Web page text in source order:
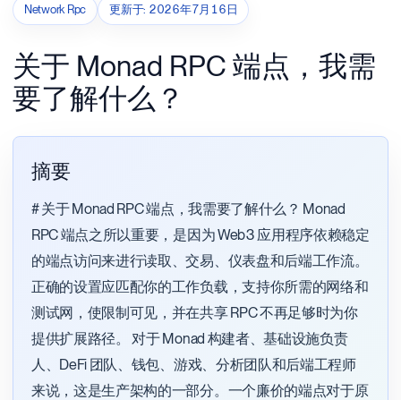
Network Rpc 更新于: 2026年7月16日
关于 Monad RPC 端点，我需
要了解什么？
摘要
# 关于 Monad RPC 端点，我需要了解什么？ Monad
RPC 端点之所以重要，是因为 Web3 应用程序依赖稳定
的端点访问来进行读取、交易、仪表盘和后端工作流。
正确的设置应匹配你的工作负载，支持你所需的网络和
测试网，使限制可见，并在共享 RPC 不再足够时为你
提供扩展路径。 对于 Monad 构建者、基础设施负责
人、DeFi 团队、钱包、游戏、分析团队和后端工程师
来说，这是生产架构的一部分。一个廉价的端点对于原